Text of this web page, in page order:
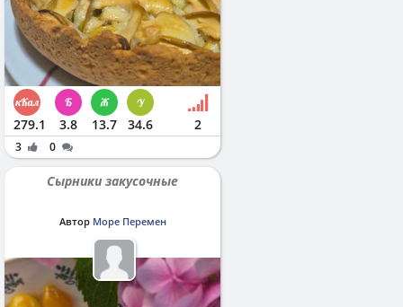
279.1 3.8 13.7 34.6 2
3 0
Сырники закусочные
Автор Море Перемен